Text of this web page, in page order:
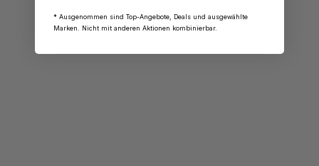
* Ausgenommen sind Top-Angebote, Deals und ausgewählte
Marken. Nicht mit anderen Aktionen kombinierbar.